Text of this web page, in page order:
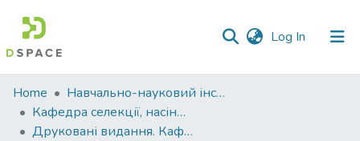
Log In (current)
Communities
&
Collections
Home
Навчально-науковий інститут агротехнологій, селекції та екології
Кафедра селекції, насінництва і генетики
Друковані видання. Кафедра селекції, насінництва і генетики